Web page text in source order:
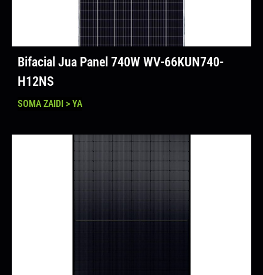
Bifacial Jua Panel 740W WV-66KUN740-
H12NS
SOMA ZAIDI > YA